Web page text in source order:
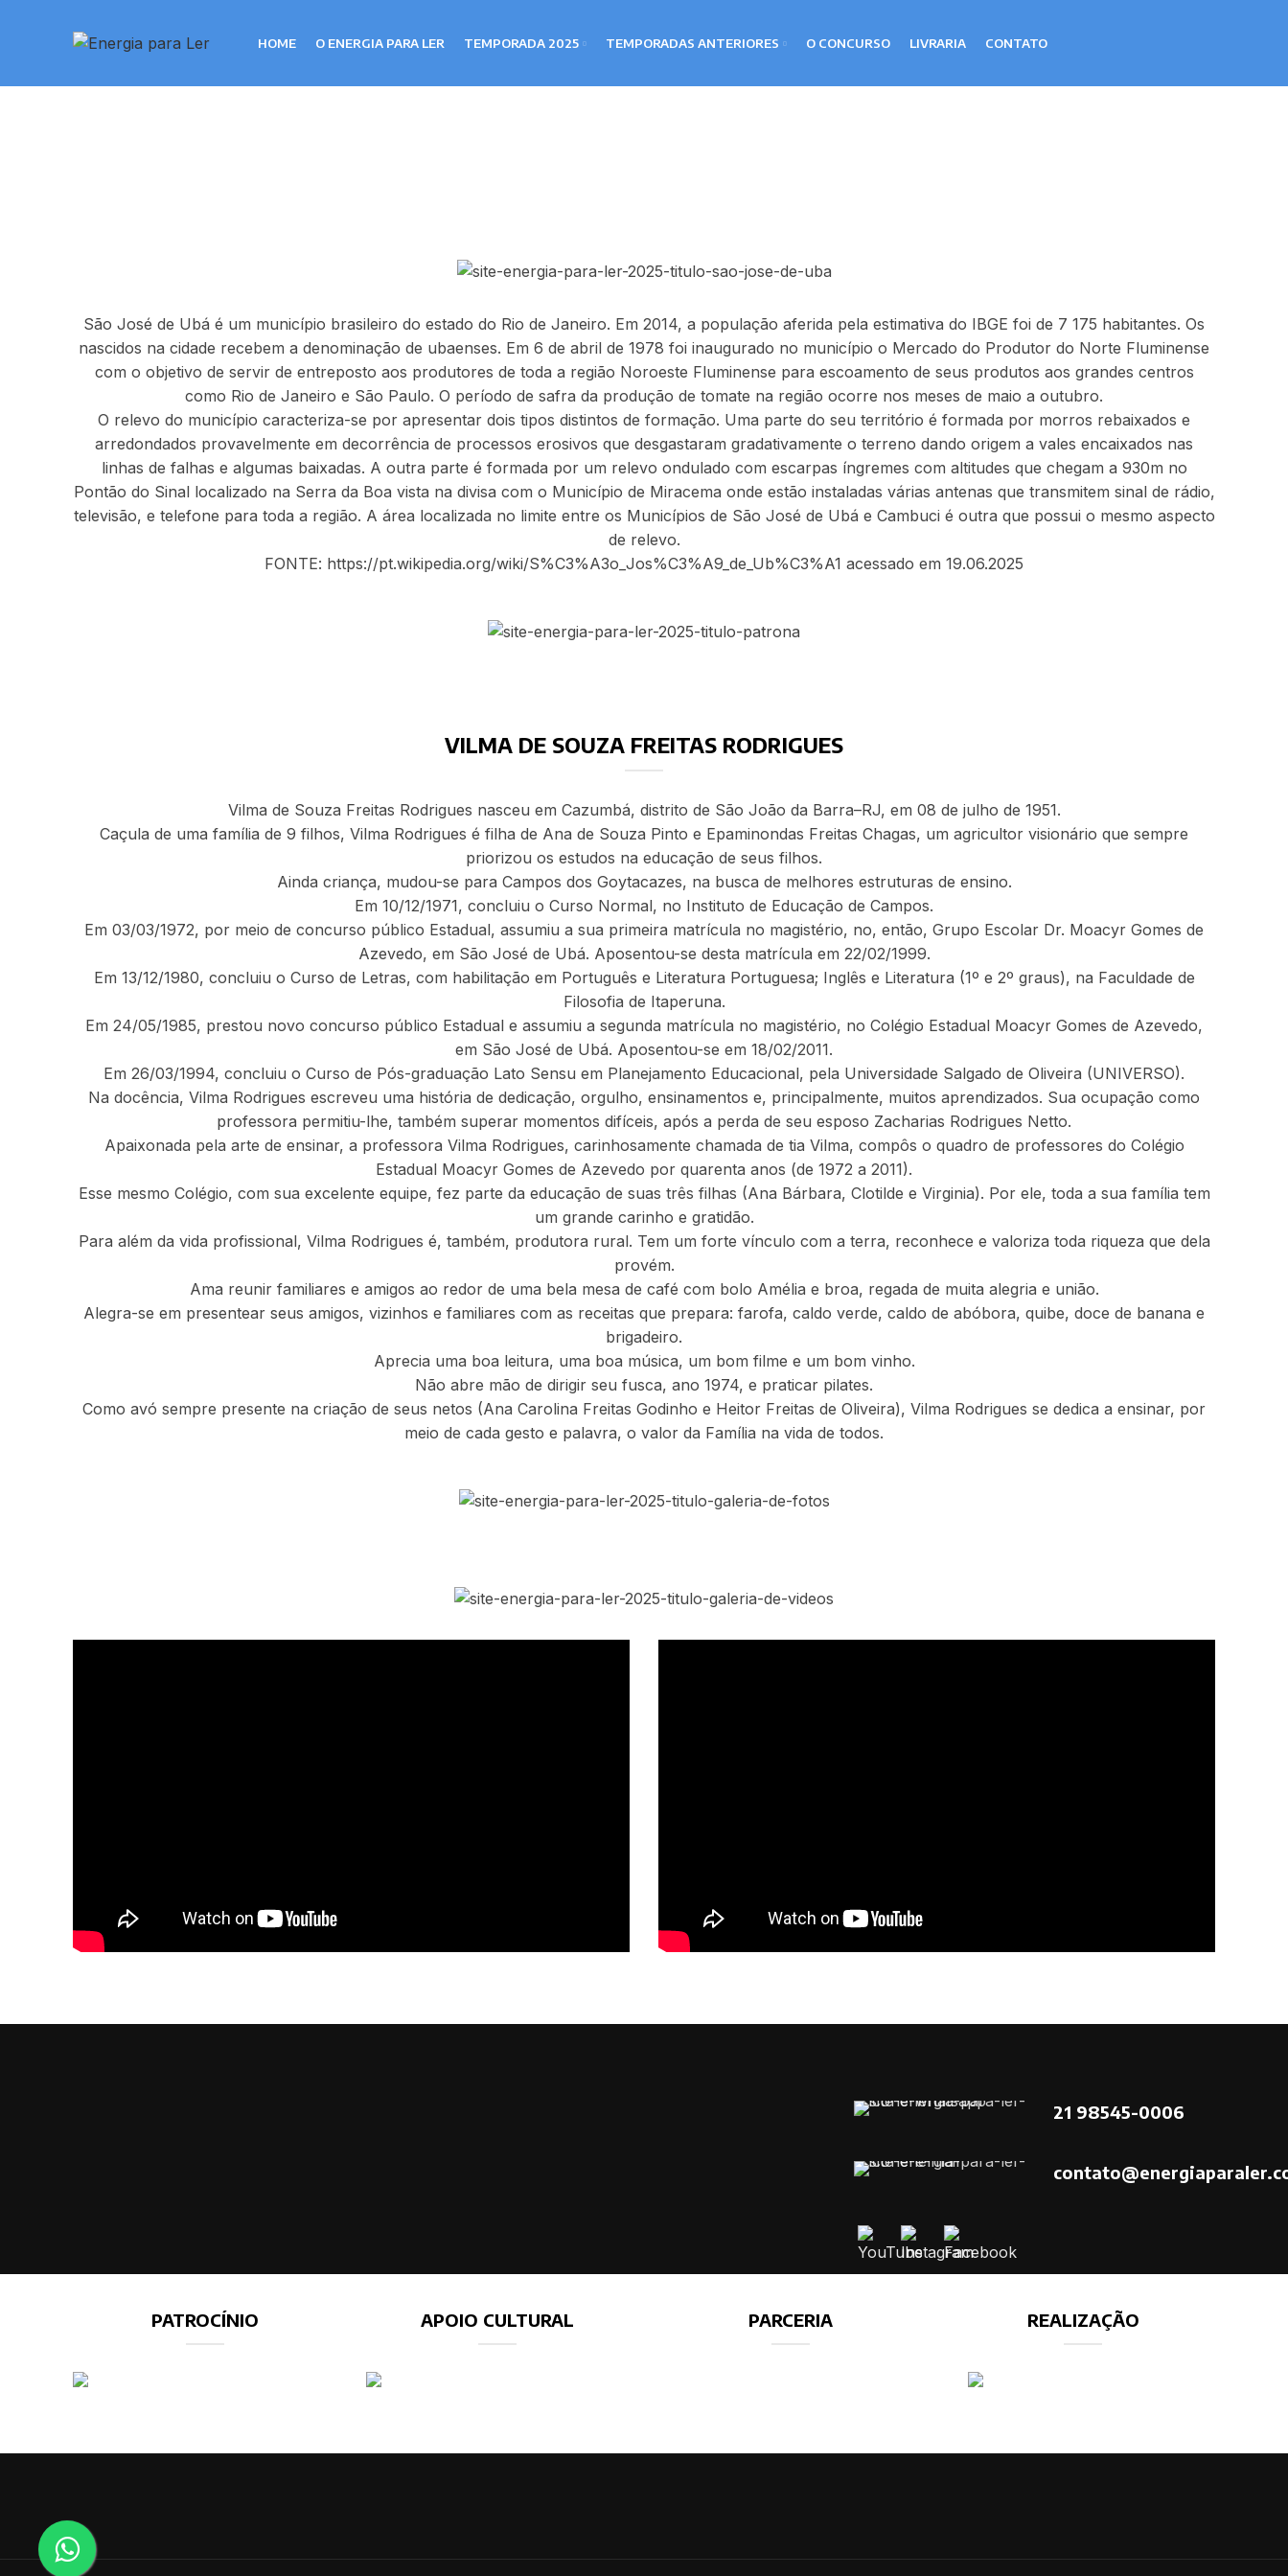
HOME O ENERGIA PARA LER TEMPORADA 2025 TEMPORADAS ANTERIORES O CONCURSO LIVRARIA CONTATO
São José de Ubá é um município brasileiro do estado do Rio de Janeiro. Em 2014, a população aferida pela estimativa do IBGE foi de 7 175 habitantes. Os
nascidos na cidade recebem a denominação de ubaenses. Em 6 de abril de 1978 foi inaugurado no município o Mercado do Produtor do Norte Fluminense
com o objetivo de servir de entreposto aos produtores de toda a região Noroeste Fluminense para escoamento de seus produtos aos grandes centros
como Rio de Janeiro e São Paulo. O período de safra da produção de tomate na região ocorre nos meses de maio a outubro.
O relevo do município caracteriza-se por apresentar dois tipos distintos de formação. Uma parte do seu território é formada por morros rebaixados e
arredondados provavelmente em decorrência de processos erosivos que desgastaram gradativamente o terreno dando origem a vales encaixados nas
linhas de falhas e algumas baixadas. A outra parte é formada por um relevo ondulado com escarpas íngremes com altitudes que chegam a 930m no
Pontão do Sinal localizado na Serra da Boa vista na divisa com o Município de Miracema onde estão instaladas várias antenas que transmitem sinal de rádio,
televisão, e telefone para toda a região. A área localizada no limite entre os Municípios de São José de Ubá e Cambuci é outra que possui o mesmo aspecto
de relevo.
FONTE: https://pt.wikipedia.org/wiki/S%C3%A3o_Jos%C3%A9_de_Ub%C3%A1 acessado em 19.06.2025
VILMA DE SOUZA FREITAS RODRIGUES
Vilma de Souza Freitas Rodrigues nasceu em Cazumbá, distrito de São João da Barra–RJ, em 08 de julho de 1951.
Caçula de uma família de 9 filhos, Vilma Rodrigues é filha de Ana de Souza Pinto e Epaminondas Freitas Chagas, um agricultor visionário que sempre
priorizou os estudos na educação de seus filhos.
Ainda criança, mudou-se para Campos dos Goytacazes, na busca de melhores estruturas de ensino.
Em 10/12/1971, concluiu o Curso Normal, no Instituto de Educação de Campos.
Em 03/03/1972, por meio de concurso público Estadual, assumiu a sua primeira matrícula no magistério, no, então, Grupo Escolar Dr. Moacyr Gomes de
Azevedo, em São José de Ubá. Aposentou-se desta matrícula em 22/02/1999.
Em 13/12/1980, concluiu o Curso de Letras, com habilitação em Português e Literatura Portuguesa; Inglês e Literatura (1º e 2º graus), na Faculdade de
Filosofia de Itaperuna.
Em 24/05/1985, prestou novo concurso público Estadual e assumiu a segunda matrícula no magistério, no Colégio Estadual Moacyr Gomes de Azevedo,
em São José de Ubá. Aposentou-se em 18/02/2011.
Em 26/03/1994, concluiu o Curso de Pós-graduação Lato Sensu em Planejamento Educacional, pela Universidade Salgado de Oliveira (UNIVERSO).
Na docência, Vilma Rodrigues escreveu uma história de dedicação, orgulho, ensinamentos e, principalmente, muitos aprendizados. Sua ocupação como
professora permitiu-lhe, também superar momentos difíceis, após a perda de seu esposo Zacharias Rodrigues Netto.
Apaixonada pela arte de ensinar, a professora Vilma Rodrigues, carinhosamente chamada de tia Vilma, compôs o quadro de professores do Colégio
Estadual Moacyr Gomes de Azevedo por quarenta anos (de 1972 a 2011).
Esse mesmo Colégio, com sua excelente equipe, fez parte da educação de suas três filhas (Ana Bárbara, Clotilde e Virginia). Por ele, toda a sua família tem
um grande carinho e gratidão.
Para além da vida profissional, Vilma Rodrigues é, também, produtora rural. Tem um forte vínculo com a terra, reconhece e valoriza toda riqueza que dela
provém.
Ama reunir familiares e amigos ao redor de uma bela mesa de café com bolo Amélia e broa, regada de muita alegria e união.
Alegra-se em presentear seus amigos, vizinhos e familiares com as receitas que prepara: farofa, caldo verde, caldo de abóbora, quibe, doce de banana e
brigadeiro.
Aprecia uma boa leitura, uma boa música, um bom filme e um bom vinho.
Não abre mão de dirigir seu fusca, ano 1974, e praticar pilates.
Como avó sempre presente na criação de seus netos (Ana Carolina Freitas Godinho e Heitor Freitas de Oliveira), Vilma Rodrigues se dedica a ensinar, por
meio de cada gesto e palavra, o valor da Família na vida de todos.
21 98545-0006
PATROCÍNIO APOIO CULTURAL PARCERIA REALIZAÇÃO